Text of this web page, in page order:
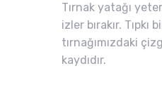
Tırnak yatağı
izler bırakır.
tırnağımızdaki
kaydıdır.